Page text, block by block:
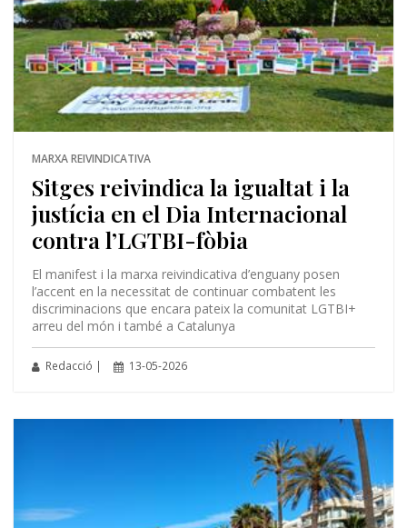
MARXA REIVINDICATIVA
Sitges reivindica la igualtat i la
justícia en el Dia Internacional
contra l’LGTBI-fòbia
El manifest i la marxa reivindicativa d’enguany posen
l’accent en la necessitat de continuar combatent les
discriminacions que encara pateix la comunitat LGTBI+
arreu del món i també a Catalunya
Redacció | 13-05-2026